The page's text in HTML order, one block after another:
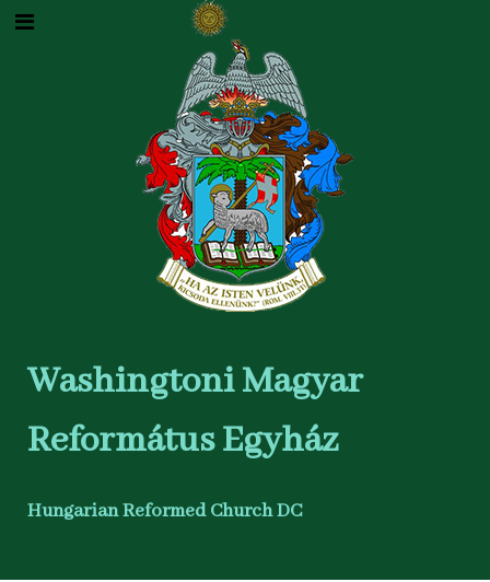
Washingtoni Magyar
Református Egyház
Hungarian Reformed Church DC